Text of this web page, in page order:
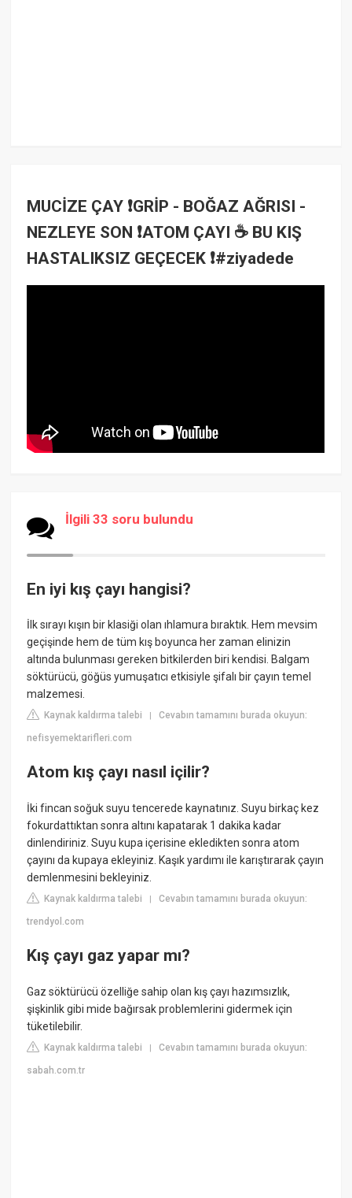
MUCİZE ÇAY ❗GRİP - BOĞAZ AĞRISI -
NEZLEYE SON ❗ATOM ÇAYI ☕ BU KIŞ
HASTALIKSIZ GEÇECEK ❗#ziyadede
İlgili 33 soru bulundu
En iyi kış çayı hangisi?
İlk sırayı kışın bir klasiği olan ıhlamura bıraktık. Hem mevsim
geçişinde hem de tüm kış boyunca her zaman elinizin
altında bulunması gereken bitkilerden biri kendisi. Balgam
söktürücü, göğüs yumuşatıcı etkisiyle şifalı bir çayın temel
malzemesi.
Kaynak kaldırma talebi |Cevabın tamamını burada okuyun:
nefisyemektarifleri.com
Atom kış çayı nasıl içilir?
İki fincan soğuk suyu tencerede kaynatınız. Suyu birkaç kez
fokurdattıktan sonra altını kapatarak 1 dakika kadar
dinlendiriniz. Suyu kupa içerisine ekledikten sonra atom
çayını da kupaya ekleyiniz. Kaşık yardımı ile karıştırarak çayın
demlenmesini bekleyiniz.
Kaynak kaldırma talebi |Cevabın tamamını burada okuyun:
trendyol.com
Kış çayı gaz yapar mı?
Gaz söktürücü özelliğe sahip olan kış çayı hazımsızlık,
şişkinlik gibi mide bağırsak problemlerini gidermek için
tüketilebilir.
Kaynak kaldırma talebi |Cevabın tamamını burada okuyun:
sabah.com.tr